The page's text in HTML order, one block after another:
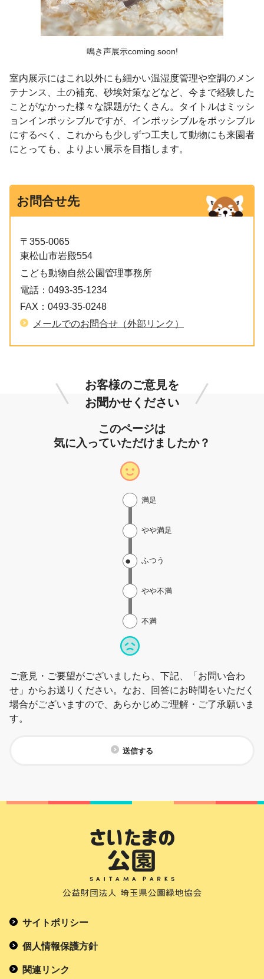
鳴き声展示coming soon!
室内展示にはこれ以外にも細かい温湿度管理や空調のメン
テナンス、土の補充、砂埃対策などなど、今まで経験した
ことがなかった様々な課題がたくさん。
タイトルはミッシ
ョンインポッシブルですが、インポッシブルをポッシブル
にするべく、これからも少しずつ工夫して動物にも来園者
にとっても、よりよい展示を目指します。
お問合せ先
〒355-0065
東松山市岩殿554
こども動物自然公園管理事務所
電話： 0493-35-1234
FAX： 0493-35-0248
メールでのお問合せ（外部リンク）
お客様のご意見を
お聞かせください
このページは
気に入っていただけましたか？
不満
やや不満
ふつう
やや満足
満足
ご意見・ご要望がございましたら、下記、「お問い合わ
せ」からお送りください。なお、回答にお時間をいただく
場合がございますので、あらかじめご理解・ご了承願いま
す。
送信する
サイトポリシー
個人情報保護方針
関連リンク